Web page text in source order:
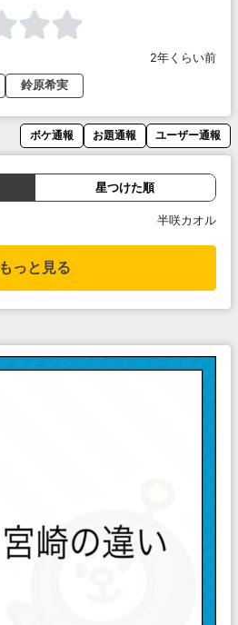
2年くらい前
鈴原希実
ボケ通報 お題通報 ユーザー通報
星つけた順
半咲カオル
もっと見る